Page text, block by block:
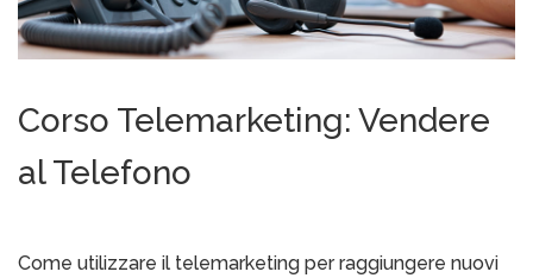
Corso Telemarketing: Vendere
al Telefono
Come utilizzare il telemarketing per raggiungere nuovi